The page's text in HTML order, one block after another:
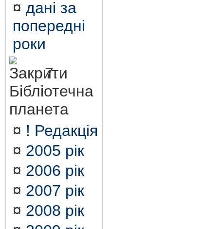
¤ дані за
попередні
роки
7.
Бібліотечна
планета
¤ ! Редакція
¤ 2005 рік
¤ 2006 рік
¤ 2007 рік
¤ 2008 рік